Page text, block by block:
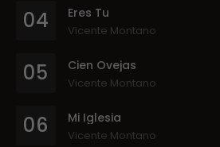
04 Eres Tu
Vicente Montano
05 Cien Ovejas
Vicente Montano
06 Mi Iglesia
Vicente Montano